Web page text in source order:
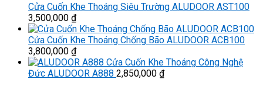
Cửa Cuốn Khe Thoáng Siêu Trường ALUDOOR AST100
3,500,000 ₫
Cửa Cuốn Khe Thoáng Chống Bão ALUDOOR ACB100
3,800,000 ₫
Cửa Cuốn Khe Thoáng Công Nghệ
Đức ALUDOOR A888 2,850,000 ₫